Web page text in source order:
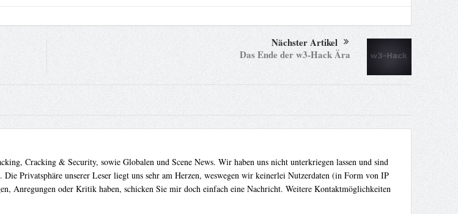
Nächster Artikel
Das Ende der w3-Hack Ära
Cracking & Security, sowie Globalen und Scene News. Wir haben uns nicht unterkriegen lassen und sind
Privatsphäre unserer Leser liegt uns sehr am Herzen, weswegen wir keinerlei Nutzerdaten (in Form von IP
Anregungen oder Kritik haben, schicken Sie mir doch einfach eine Nachricht. Weitere Kontaktmöglichkeiten